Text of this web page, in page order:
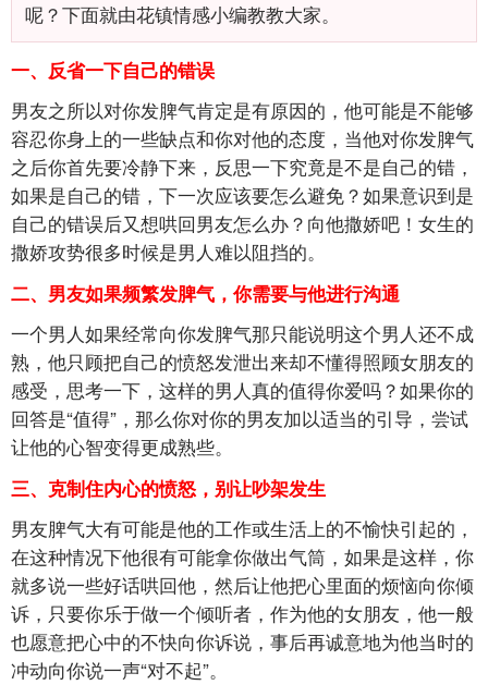
呢？下面就由花镇情感小编教教大家。
一、反省一下自己的错误
男友之所以对你发脾气肯定是有原因的，他可能是不能够
容忍你身上的一些缺点和你对他的态度，当他对你发脾气
之后你首先要冷静下来，反思一下究竟是不是自己的错，
如果是自己的错，下一次应该要怎么避免？如果意识到是
自己的错误后又想哄回男友怎么办？向他撒娇吧！女生的
撒娇攻势很多时候是男人难以阻挡的。
二、男友如果频繁发脾气，你需要与他进行沟通
一个男人如果经常向你发脾气那只能说明这个男人还不成
熟，他只顾把自己的愤怒发泄出来却不懂得照顾女朋友的
感受，思考一下，这样的男人真的值得你爱吗？如果你的
回答是“值得”，那么你对你的男友加以适当的引导，尝试
让他的心智变得更成熟些。
三、克制住内心的愤怒，别让吵架发生
男友脾气大有可能是他的工作或生活上的不愉快引起的，
在这种情况下他很有可能拿你做出气筒，如果是这样，你
就多说一些好话哄回他，然后让他把心里面的烦恼向你倾
诉，只要你乐于做一个倾听者，作为他的女朋友，他一般
也愿意把心中的不快向你诉说，事后再诚意地为他当时的
冲动向你说一声“对不起”。